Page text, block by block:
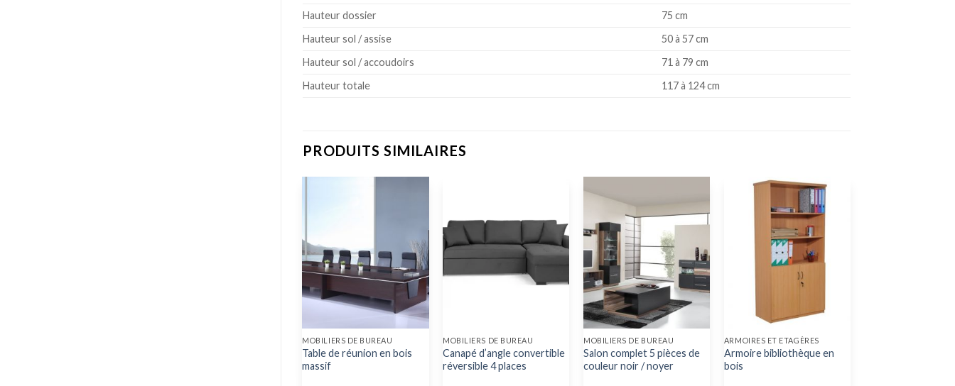
Hauteur dossier
75 cm
Hauteur sol / assise
50 à 57 cm
Hauteur sol / accoudoirs
71 à 79 cm
Hauteur totale
117 à 124 cm
PRODUITS SIMILAIRES
MOBILIERS DE BUREAU
Table de réunion en bois
massif
MOBILIERS DE BUREAU
Canapé d’angle convertible
réversible 4 places
MOBILIERS DE BUREAU
Salon complet 5 pièces de
couleur noir / noyer
ARMOIRES ET ETAGÈRES
Armoire bibliothèque en
bois